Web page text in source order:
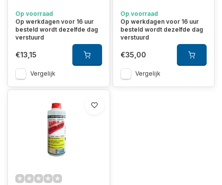
Op voorraad
Op werkdagen voor 16 uur
besteld wordt dezelfde dag
verstuurd
€13,15
Vergelijk
Op voorraad
Op werkdagen voor 16 uur
besteld wordt dezelfde dag
verstuurd
€35,00
Vergelijk